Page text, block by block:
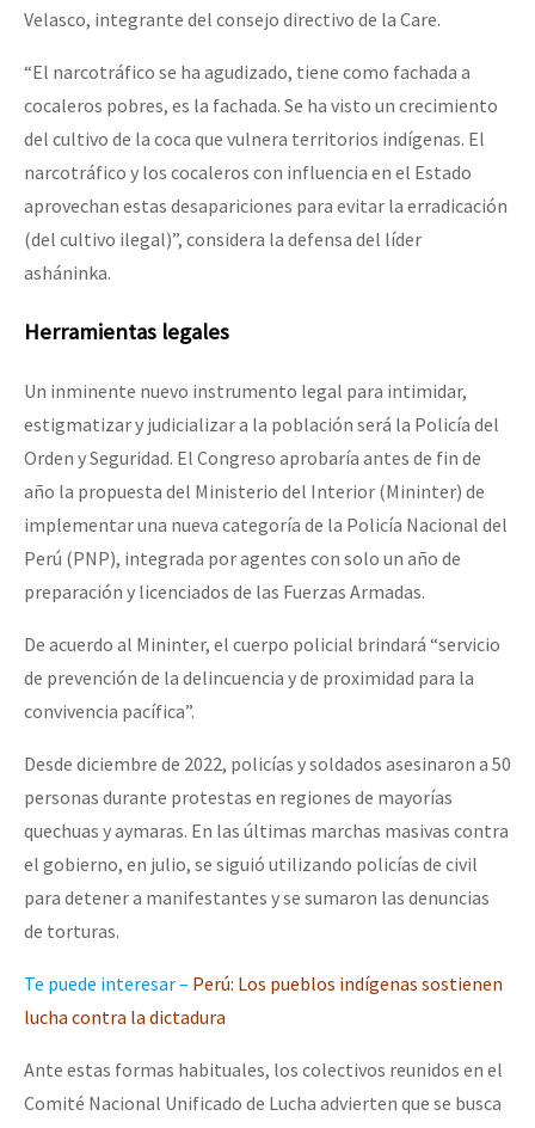
Velasco, integrante del consejo directivo de la Care.
“El narcotráfico se ha agudizado, tiene como fachada a
cocaleros pobres, es la fachada. Se ha visto un crecimiento
del cultivo de la coca que vulnera territorios indígenas. El
narcotráfico y los cocaleros con influencia en el Estado
aprovechan estas desapariciones para evitar la erradicación
(del cultivo ilegal)”, considera la defensa del líder
asháninka.
Herramientas legales
Un inminente nuevo instrumento legal para intimidar,
estigmatizar y judicializar a la población será la Policía del
Orden y Seguridad. El Congreso aprobaría antes de fin de
año la propuesta del Ministerio del Interior (Mininter) de
implementar una nueva categoría de la Policía Nacional del
Perú (PNP), integrada por agentes con solo un año de
preparación y licenciados de las Fuerzas Armadas.
De acuerdo al Mininter, el cuerpo policial brindará “servicio
de prevención de la delincuencia y de proximidad para la
convivencia pacífica”.
Desde diciembre de 2022, policías y soldados asesinaron a 50
personas durante protestas en regiones de mayorías
quechuas y aymaras. En las últimas marchas masivas contra
el gobierno, en julio, se siguió utilizando policías de civil
para detener a manifestantes y se sumaron las denuncias
de torturas.
Te puede interesar – Perú: Los pueblos indígenas sostienen
lucha contra la dictadura
Ante estas formas habituales, los colectivos reunidos en el
Comité Nacional Unificado de Lucha advierten que se busca